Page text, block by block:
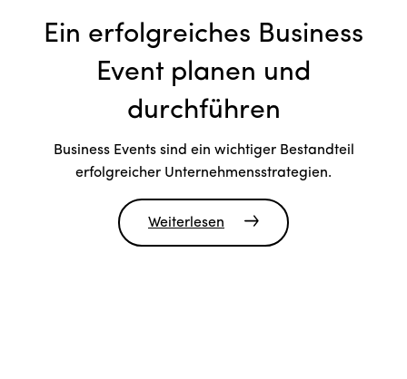
Ein erfolgreiches Business
Event planen und
durchführen
Business Events sind ein wichtiger Bestandteil
erfolgreicher Unternehmensstrategien.
Weiterlesen